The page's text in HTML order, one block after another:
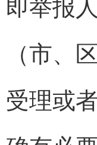
即举报
（市、
受理或